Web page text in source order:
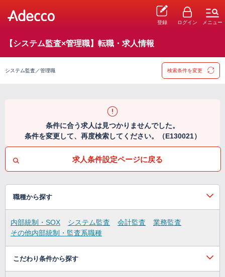
登録 ログイン メニュー
【システム監査×管理職】転職・求人情報
システム監査／管理職 検索条件を変更
条件に合う求人は見つかりませんでした。
条件を変更して、再度検索してください。（E130021）
求人条件設定ページに戻る
職種から探す
内部統制・SOX システム監査 会計監査
業務監査
その他内部統制・監査系職種
こだわり条件から探す